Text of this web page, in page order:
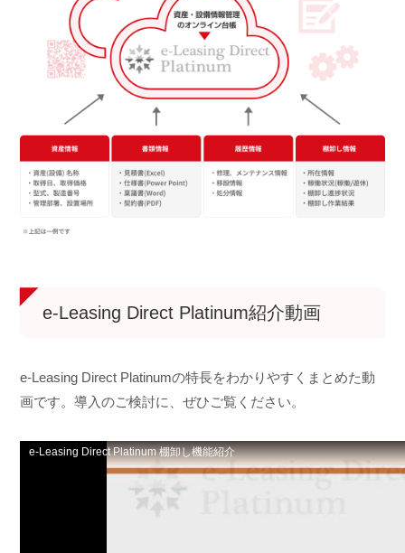
e-Leasing Direct Platinum紹介動画
e-Leasing Direct Platinumの特長をわかりやすくまとめた動
画です。導入のご検討に、ぜひご覧ください。